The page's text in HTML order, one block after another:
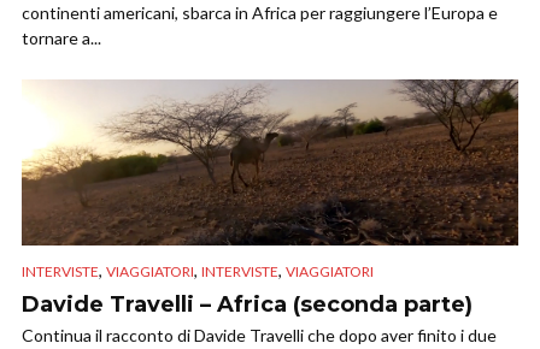
continenti americani, sbarca in Africa per raggiungere l’Europa e
tornare a...
INTERVISTE, VIAGGIATORI, INTERVISTE, VIAGGIATORI
Davide Travelli – Africa (seconda parte)
Continua il racconto di Davide Travelli che dopo aver finito i due